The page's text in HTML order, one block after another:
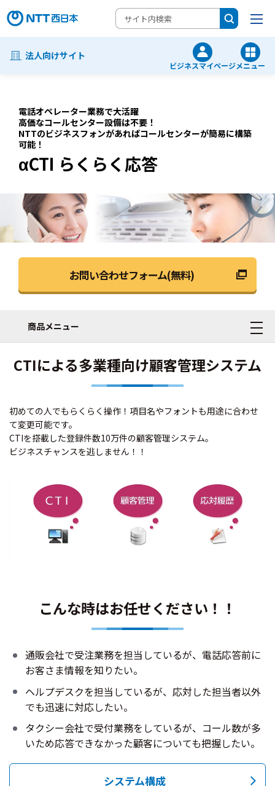
法人向けサイト
ビジネスマイページメニュー
電話オペレーター業務で大活躍
高価なコールセンター設備は不要！
NTTのビジネスフォンがあればコールセンターが簡易に構築
可能！
αCTI らくらく応答
お問い合わせフォーム(無料)
商品メニュー
CTIによる多業種向け顧客管理システム
初めての人でもらくらく操作！項目名やフォントも用途に合わせ
て変更可能です。
CTIを搭載した登録件数10万件の顧客管理システム。
ビジネスチャンスを逃しません！！
こんな時はお任せください！！
通販会社で受注業務を担当しているが、電話応答前に
お客さま情報を知りたい。
ヘルプデスクを担当しているが、応対した担当者以外
でも迅速に対応したい。
タクシー会社で受付業務をしているが、コール数が多
いため応答できなかった顧客についても把握したい。
システム構成